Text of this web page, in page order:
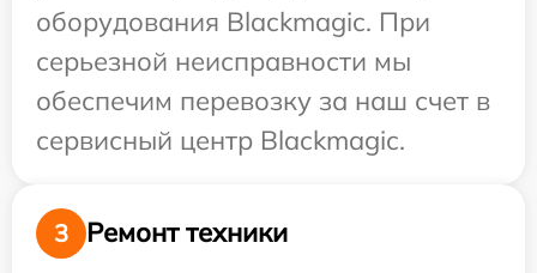
оборудования Blackmagic. При
серьезной неисправности мы
обеспечим перевозку за наш счет в
сервисный центр Blackmagic.
3
Ремонт техники